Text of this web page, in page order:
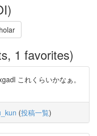
1 favorites)
これくらいかなぁ。
(投稿一覧)